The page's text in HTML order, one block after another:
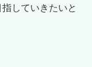
していきたいと